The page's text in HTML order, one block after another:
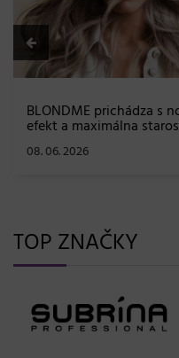
BLONDME prichádza s
efekt a maximálna
08. 06. 2026
TOP ZNAČKY